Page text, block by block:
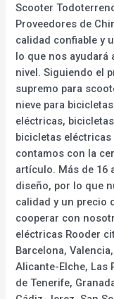
Scooter
Proveedores de
calidad confiable y
lo que nos ayudará
nivel. Siguiendo el
supremo para
nieve para
eléctricas,
bicicletas
contamos con la
artículo. Más de 16
diseño, por lo que
calidad y un precio
cooperar con
eléctricas Rooder
Barcelona,
Alicante-Elche, Las
de Tenerife,